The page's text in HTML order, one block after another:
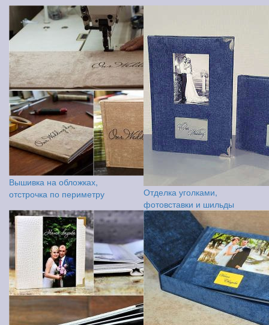
Вышивка на обложках,
отстрочка по периметру
Отделка уголками,
фотовставки и шильды